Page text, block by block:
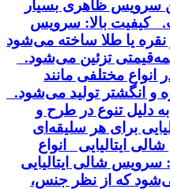
سرویس ظاهری بسیار
کیفیت بالا: سرویس
نقره یا طلا ساخته می‌شود
تزئین می‌شود.
مختلفی مانند
و انگشتر تولید می‌شود.
دلیل تنوع در طرح و
برای هر سلیقه‌ای
ایتالیایی انواع
سرویس شالی ایتالیایی
که از نظر جنس،